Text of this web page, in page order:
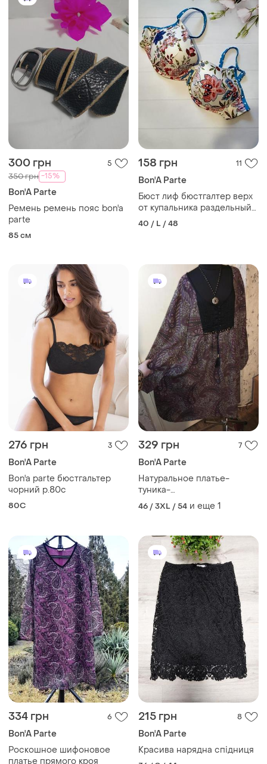
300 грн 5
350 грн -15%
Bon'A Parte
Ремень ремень пояс bon'a
parte
85 см
158 грн 11
Bon'A Parte
Бюст лиф бюстгалтер верх
от купальника раздельный
женский купальник
bonaparte пуш ап
40 / L / 48
276 грн 3
Bon'A Parte
Bon'a parte бюстгальтер
чорний р.80с
80C
329 грн 7
Bon'A Parte
Натуральное платье-
туника-
трапеция,бохо,большого
размера,bon'a parte
46 / 3XL / 54 и еще 1
334 грн 6
Bon'A Parte
Роскошное шифоновое
платье прямого кроя
215 грн 8
Bon'A Parte
Красива нарядна спідниця